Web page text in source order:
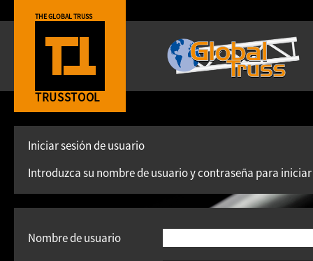
THE GLOBAL TRUSS
TRUSSTOOL
Iniciar sesión de usuario
Introduzca su nombre de usuario y contraseña para iniciar
Nombre de usuario